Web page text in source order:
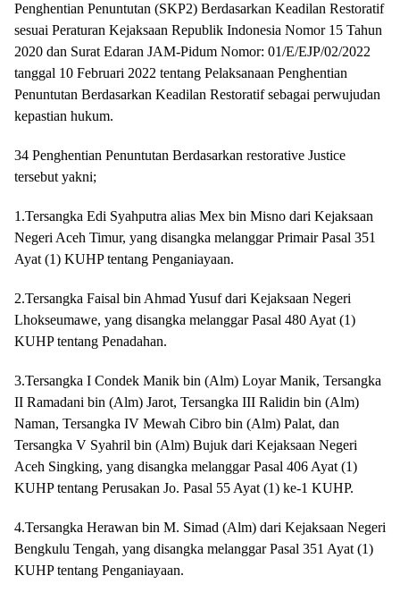
Penghentian Penuntutan (SKP2) Berdasarkan Keadilan Restoratif
sesuai Peraturan Kejaksaan Republik Indonesia Nomor 15 Tahun
2020 dan Surat Edaran JAM-Pidum Nomor: 01/E/EJP/02/2022
tanggal 10 Februari 2022 tentang Pelaksanaan Penghentian
Penuntutan Berdasarkan Keadilan Restoratif sebagai perwujudan
kepastian hukum.
34 Penghentian Penuntutan Berdasarkan restorative Justice
tersebut yakni;
1.Tersangka Edi Syahputra alias Mex bin Misno dari Kejaksaan
Negeri Aceh Timur, yang disangka melanggar Primair Pasal 351
Ayat (1) KUHP tentang Penganiayaan.
2.Tersangka Faisal bin Ahmad Yusuf dari Kejaksaan Negeri
Lhokseumawe, yang disangka melanggar Pasal 480 Ayat (1)
KUHP tentang Penadahan.
3.Tersangka I Condek Manik bin (Alm) Loyar Manik, Tersangka
II Ramadani bin (Alm) Jarot, Tersangka III Ralidin bin (Alm)
Naman, Tersangka IV Mewah Cibro bin (Alm) Palat, dan
Tersangka V Syahril bin (Alm) Bujuk dari Kejaksaan Negeri
Aceh Singking, yang disangka melanggar Pasal 406 Ayat (1)
KUHP tentang Perusakan Jo. Pasal 55 Ayat (1) ke-1 KUHP.
4.Tersangka Herawan bin M. Simad (Alm) dari Kejaksaan Negeri
Bengkulu Tengah, yang disangka melanggar Pasal 351 Ayat (1)
KUHP tentang Penganiayaan.